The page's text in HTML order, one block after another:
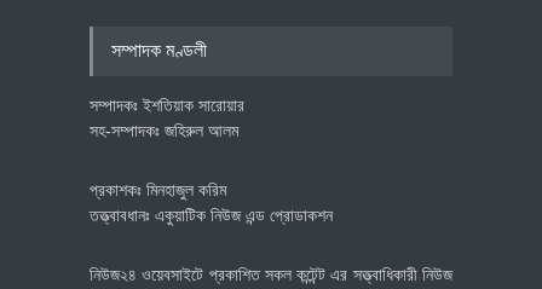
সম্পাদক মণ্ডলী
সম্পাদকঃ ইশতিয়াক সারোয়ার
সহ-সম্পাদকঃ জহিরুল আলম
প্রকাশকঃ মিনহাজুল করিম
তত্ত্বাবধানঃ একুয়াটিক নিউজ এন্ড প্রোডাকশন
নিউজ২৪ ওয়েবসাইটে প্রকাশিত সকল কন্টেন্ট এর সত্ত্বাধিকারী নিউজ